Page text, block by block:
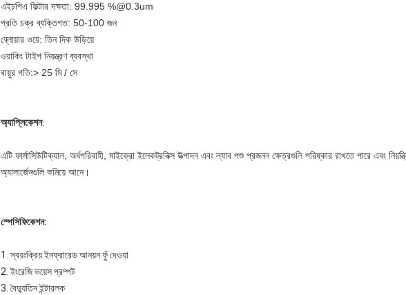
এইচপিএ ফিল্টার দক্ষতা: 99.995 %@0.3um
প্রতি চক্র ব্যক্তিগত: 50-100 জন
ব্লোয়ার ওয়ে: তিন দিক উড়িয়ে
ওয়াকিং টাইপ নিয়ন্ত্রণ ব্যবস্থা
বায়ুর গতি:> 25 মি / সে
অ্যাপ্লিকেশন:
এটি ফার্মাসিউটিক্যাল, অর্ধপরিবাহী, মাইক্রো ইলেকট্রনিক্স উত্পাদন এবং ল্যাব পশু প্রজনন ক্ষেত্রগুলি পরিষ্কার রাখতে পারে এবং
অ্যালার্জেনগুলি কমিয়ে আনে।
স্পেসিফিকেশন:
1. স্বয়ংক্রিয় ইনফ্রারেড আনয়ন ফুঁ দেওয়া
2. ইংরেজি ভয়েস প্রম্পট
3. বৈদ্যুতিন ইন্টারলক